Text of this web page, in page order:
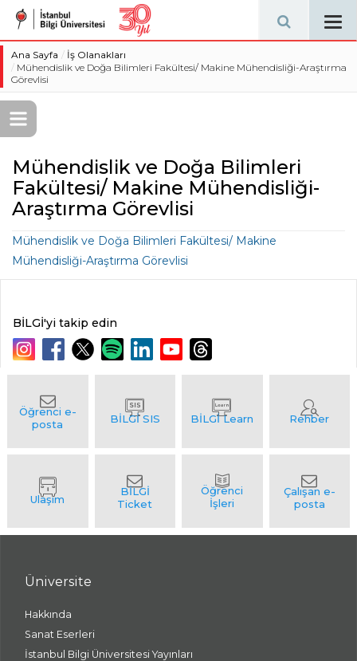
Ana Sayfa
İş Olanakları
Mühendislik ve Doğa Bilimleri Fakültesi/ Makine Mühendisliği-Araştırma
Görevlisi
Mühendislik ve Doğa Bilimleri
Fakültesi/ Makine Mühendisliği-
Araştırma Görevlisi
Mühendislik ve Doğa Bilimleri Fakültesi/ Makine
Mühendisliği-Araştırma Görevlisi
BİLGİ'yi takip edin
Üniversite
Hakkında
Sanat Eserleri
İstanbul Bilgi Üniversitesi Yayınları